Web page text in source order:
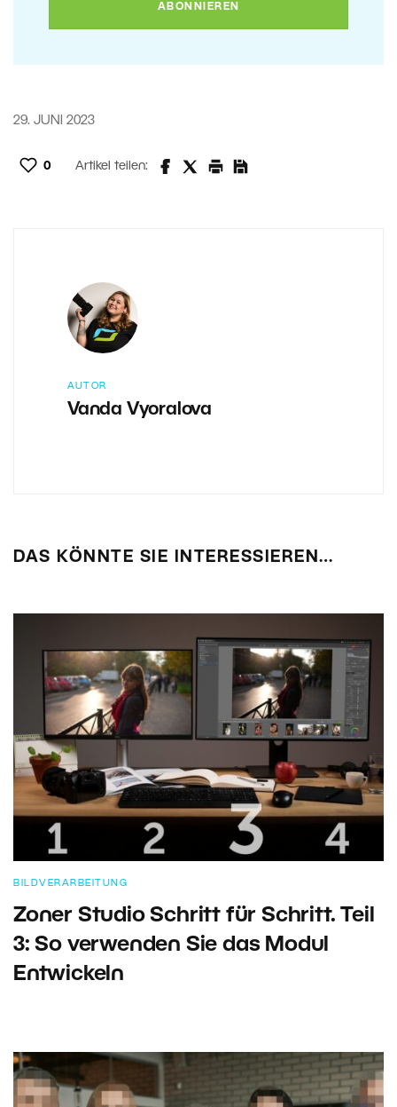
29. JUNI 2023
0 Artikel teilen:
AUTOR
Vanda Vyoralova
DAS KÖNNTE SIE INTERESSIEREN…
BILDVERARBEITUNG
Zoner Studio Schritt für Schritt. Teil
3: So verwenden Sie das Modul
Entwickeln